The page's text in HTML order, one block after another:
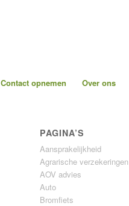
Contact opnemen Over ons
PAGINA’S
Aansprakelijkheid
Agrarische verzekeringen
AOV advies
Auto
Bromfiets